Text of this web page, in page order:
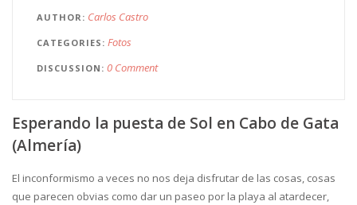
AUTHOR Carlos Castro
CATEGORIES Fotos
DISCUSSION 0 Comment
Esperando la puesta de Sol en Cabo de Gata
(Almería)
El inconformismo a veces no nos deja disfrutar de las cosas, cosas
que parecen obvias como dar un paseo por la playa al atardecer,